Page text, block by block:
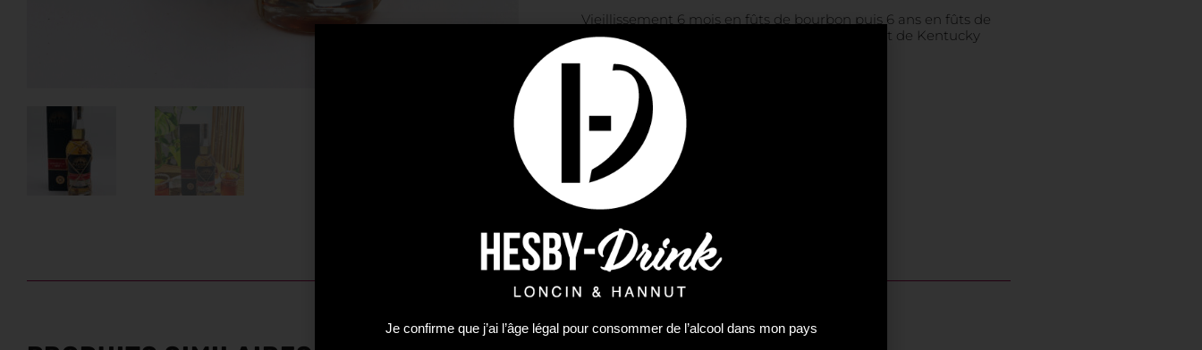
Vieillissement 6 mois en fûts de bourbon puis 6 ans en fûts de
Cognac Ferrand et affinage 8 mois, dans un fût de Kentucky
Bourbon.
Je confirme que j’ai l’âge légal pour consommer de l’alcool dans mon pays